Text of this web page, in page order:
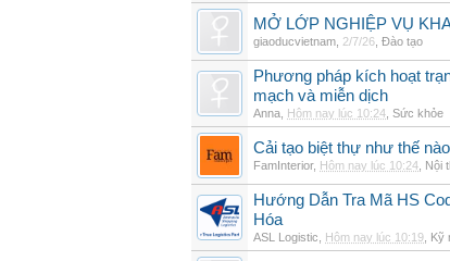
MỞ LỚP NGHIỆP VỤ
giaoducvietnam 2/7/26 Đào tạo
Phương pháp kích hoạt
mạch và miễn dịch
Anna Hôm nay lúc 10:24 Sức khỏe
Cải tạo biệt thự như thế
FamInterior, Hôm nay lúc 10:24 Nội
Hướng Dẫn Tra Mã HS
Hóa
ASL Logistic Hôm nay lúc 10:19 Kỹ